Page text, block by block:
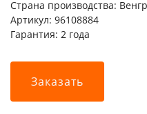
Страна производства:
Артикул: 96108884
Гарантия: 2 года
Заказать